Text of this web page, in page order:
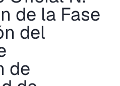
de la Fase
del
de